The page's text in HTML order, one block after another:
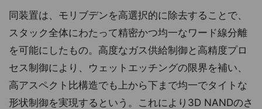
同装置は、モリブデンを高選択的に除去することで、
スタック全体にわたって精密かつ均一なワード線分離
を可能にしたもの。高度なガス供給制御と高精度プロ
セス制御により、ウェットエッチングの限界を補い、
高アスペクト比構造でも上から下まで均一でタイトな
形状制御を実現するという。これにより3D NANDのさ